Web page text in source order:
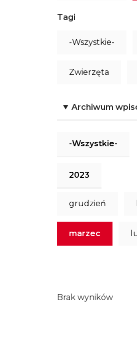
Tagi
-Wszystkie-
Zwierzęta
Archiwum
-Wszystkie-
2023
grudzień
marzec
Brak wyników